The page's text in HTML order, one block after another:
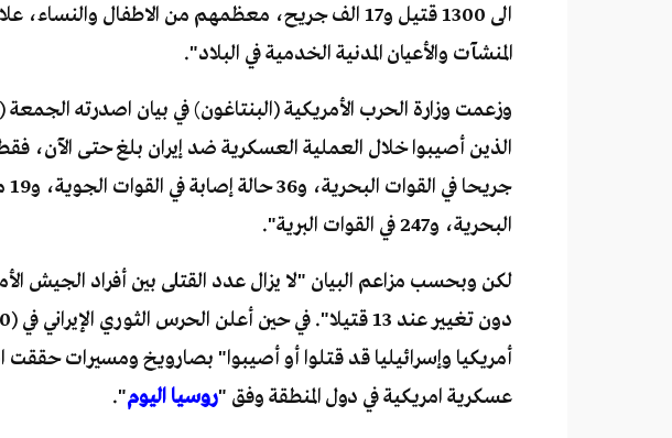
الى 1300 قتيل و17 الف جريح، معظمهم من الاطفال
المنشآت والأعيان المدنية الخدمية في البلاد".
البحرية، و247 في القوات البرية".
لكن وبحسب مزاعم البيان "لا يزال عدد القتلى بين أفراد الجيش
أمريكيا وإسرائيليا قد قتلوا أو أصيبوا" بصارويخ ومسيرات
عسكرية امريكية في دول المنطقة وفق "روسيا اليوم".